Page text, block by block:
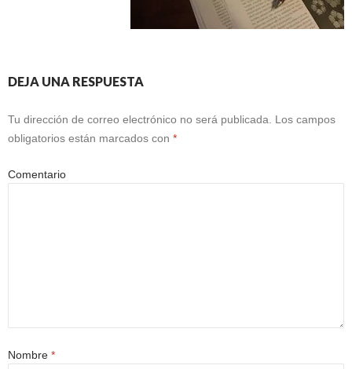
DEJA UNA RESPUESTA
Tu dirección de correo electrónico no será publicada. Los campos
obligatorios están marcados con *
Comentario
Nombre *